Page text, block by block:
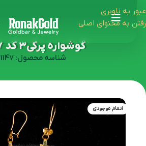
عبور به ناوبری
رفتن به محتوای اصلی
گوشواره پرکی3 کد 11147
شناسه محصول: 11147
اتمام موجودی